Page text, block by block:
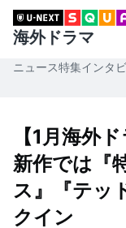
海外ドラマ
ニュース特集インタ
【1月海外
新作では『
ス』『テッ
クイン